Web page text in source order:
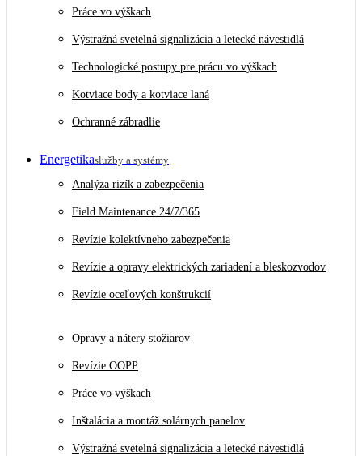
Práce vo výškach
Výstražná svetelná signalizácia a letecké návestidlá
Technologické postupy pre prácu vo výškach
Kotviace body a kotviace laná
Ochranné zábradlie
Energetikaslužby a systémy
Analýza rizík a zabezpečenia
Field Maintenance 24/7/365
Revízie kolektívneho zabezpečenia
Revízie a opravy elektrických zariadení a bleskozvodov
Revízie oceľových konštrukcií
Opravy a nátery stožiarov
Revízie OOPP
Práce vo výškach
Inštalácia a montáž solárnych panelov
Výstražná svetelná signalizácia a letecké návestidlá